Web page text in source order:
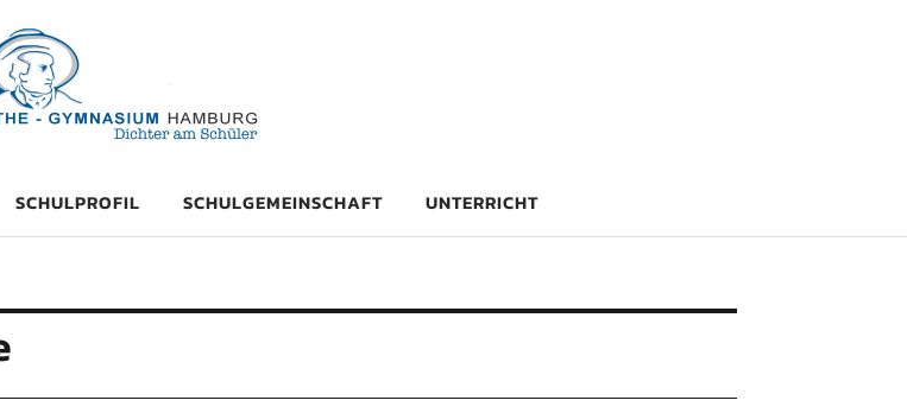
Hamburg
SCHULPROFIL SCHULGEMEINSCHAFT UNTERRICHT